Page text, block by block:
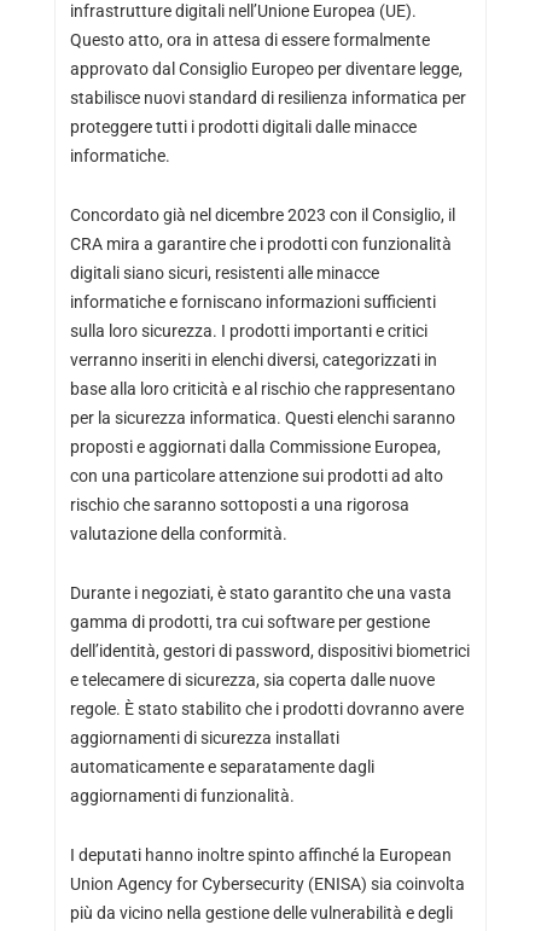
infrastrutture digitali nell’Unione Europea (UE).
Questo atto, ora in attesa di essere formalmente
approvato dal Consiglio Europeo per diventare legge,
stabilisce nuovi standard di resilienza informatica per
proteggere tutti i prodotti digitali dalle minacce
informatiche.
Concordato già nel dicembre 2023 con il Consiglio, il
CRA mira a garantire che i prodotti con funzionalità
digitali siano sicuri, resistenti alle minacce
informatiche e forniscano informazioni sufficienti
sulla loro sicurezza. I prodotti importanti e critici
verranno inseriti in elenchi diversi, categorizzati in
base alla loro criticità e al rischio che rappresentano
per la sicurezza informatica. Questi elenchi saranno
proposti e aggiornati dalla Commissione Europea,
con una particolare attenzione sui prodotti ad alto
rischio che saranno sottoposti a una rigorosa
valutazione della conformità.
Durante i negoziati, è stato garantito che una vasta
gamma di prodotti, tra cui software per gestione
dell’identità, gestori di password, dispositivi biometrici
e telecamere di sicurezza, sia coperta dalle nuove
regole. È stato stabilito che i prodotti dovranno avere
aggiornamenti di sicurezza installati
automaticamente e separatamente dagli
aggiornamenti di funzionalità.
I deputati hanno inoltre spinto affinché la European
Union Agency for Cybersecurity (ENISA) sia coinvolta
più da vicino nella gestione delle vulnerabilità e degli